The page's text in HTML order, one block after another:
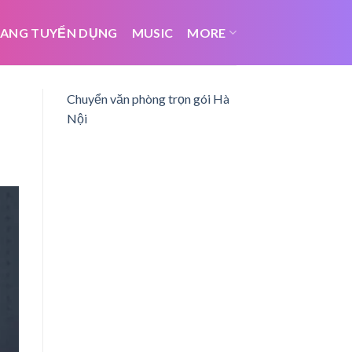
TUYỂN DỤNG MUSIC MORE
Chuyển văn phòng trọn gói Hà
Nội